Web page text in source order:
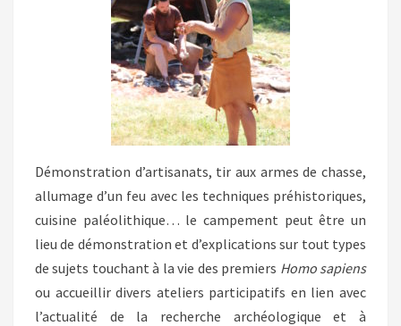
Démonstration d’artisanats, tir aux armes de chasse,
allumage d’un feu avec les techniques préhistoriques,
cuisine paléolithique… le campement peut être un
lieu de démonstration et d’explications sur tout types
de sujets touchant à la vie des premiers Homo sapiens
ou accueillir divers ateliers participatifs en lien avec
l’actualité de la recherche archéologique et à